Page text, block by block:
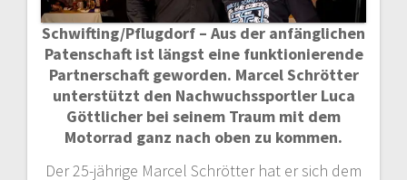
Schwifting/Pflugdorf – Aus der anfänglichen
Patenschaft ist längst eine funktionierende
Partnerschaft geworden. Marcel Schrötter
unterstützt den Nachwuchssportler Luca
Göttlicher bei seinem Traum mit dem
Motorrad ganz nach oben zu kommen.
Der 25-jährige Marcel Schrötter hat er sich dem